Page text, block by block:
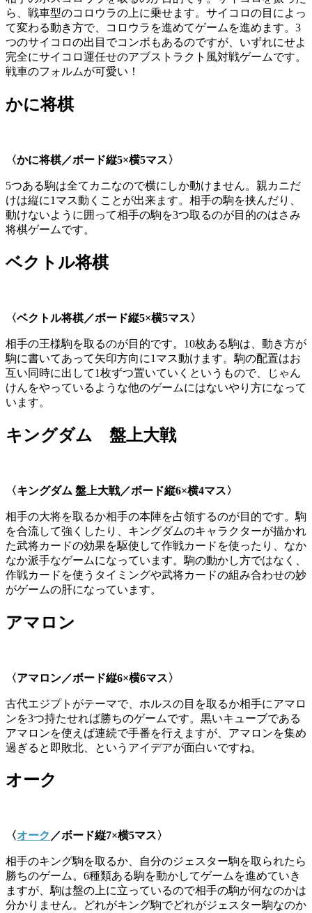
ら、戦車型のコロウラの上に乗せます。サイコロの目によっ
て変わる動き方で、コロウラを進めてゲームを進めます。3
つのサイコロの出目でコンボもあるのですが、いずれにせよ
完全にサイコロ運任せのアブストラクト風対戦ゲームです。
戦車のフォルムが可愛い！
かに将棋
〈かに将棋／ボード縦5×横5マス〉
5つある駒は全てカニなので横にしか動けません。親カニだ
けは縦に1マス動くことが出来ます。相手の駒を挟んだり、
動けないように囲って相手の駒を3つ取るのが目的のはさみ
将棋ゲームです。
ベクトル将棋
〈ベクトル将棋／ボード縦5×横5マス〉
相手の王様駒を取るのが目的です。10枚ある駒は、動き方が
駒に書いてあって矢印方向に1マス動けます。駒の配置はお
互い同時に出して1枚ずつ置いていくというもので、じゃん
けんをやっているような他のゲームにはないやり方になって
います。
キングダム 盤上大戦
〈キングダム 盤上大戦／ボード縦6×横4マス〉
相手の大将を取るか相手の本陣を占領するのが目的です。駒
を合流して強くしたり、キングダムのキャラクターが描かれ
た武将カードの効果を駆使して作戦カードを使ったり、なか
なか派手なゲームになっています。駒の動かし方ではなく、
作戦カードを使うタイミングや武将カードの組み合わせの妙
がゲームの肝になっています。
アマロン
〈アマロン／ボード縦6×横6マス〉
古代エジプトがテーマで、ホルスの目を取るか相手にアマロ
ンを3つ持たせれば勝ちのゲームです。黒いキューブである
アマロンを使えば連続で手番を行えますが、アマロンを集め
過ぎると即敗北、というアイデアが面白いですね。
オーク
〈オーク ／ボード縦7×横5マス〉
相手のキング駒を取るか、自分のジェスター駒を取られたら
勝ちのゲーム。6種類ある駒を動かしてゲームを進めていき
ますが、駒は盤の上に立っているので相手の駒が何なのかは
分かりません。どれがキング駒でどれがジェスター駒なのか